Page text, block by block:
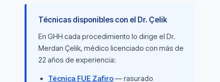
Técnicas disponibles con el Dr. Çelik
En GHH cada procedimiento lo dirige el Dr.
Merdan Çelik, médico licenciado con más de
22 años de experiencia:
Técnica FUE Zafiro— rasurado